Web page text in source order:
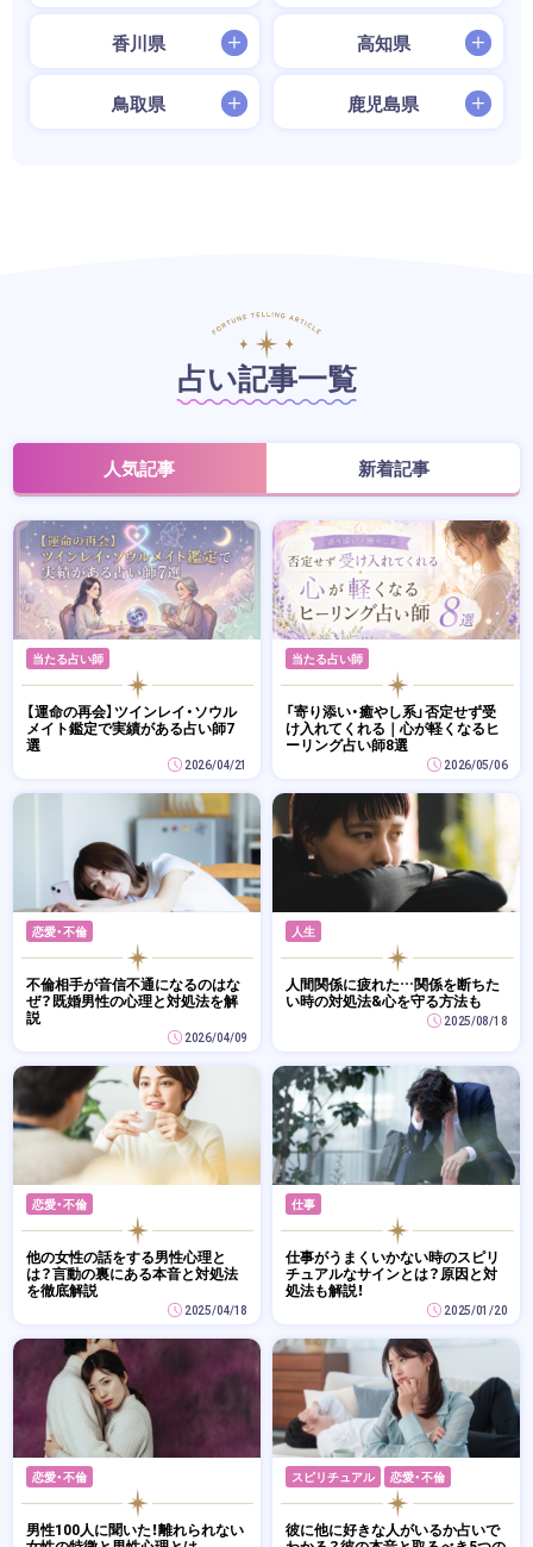
香川県 高知県
鳥取県 鹿児島県
占い記事一覧
人気記事 新着記事
当たる占い師
【運命の再会】ツインレイ・ソウル
メイト鑑定で実績がある占い師7
選
2026/04/21
当たる占い師
「寄り添い・癒やし系」否定せず受
け入れてくれる｜心が軽くなるヒ
ーリング占い師8選
2026/05/06
恋愛・不倫
不倫相手が音信不通になるのはな
ぜ？既婚男性の心理と対処法を解
説
2026/04/09
人生
人間関係に疲れた…関係を断ちた
い時の対処法&心を守る方法も
2025/08/18
恋愛・不倫
他の女性の話をする男性心理と
は？言動の裏にある本音と対処法
を徹底解説
2025/04/18
仕事
仕事がうまくいかない時のスピリ
チュアルなサインとは？原因と対
処法も解説！
2025/01/20
恋愛・不倫
男性100人に聞いた！離れられない
スピリチュアル 恋愛・不倫
彼に他に好きな人がいるか占いで